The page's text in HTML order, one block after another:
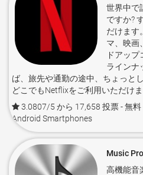
世界中で
ですか?
だけます
マ、映画
ドアッ
ラインナ
ば、旅先や通勤の途中、ちょっと
どこでもNetflixをご利用いただけま
3.0807/5 から 17,658 投票- 無料
Android Smartphones
Music
高機能音